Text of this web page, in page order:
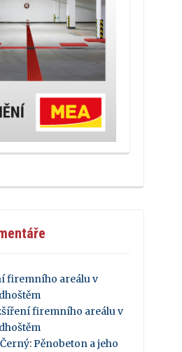
firemního areálu v
firemního areálu v
: Pěnobeton a jeho